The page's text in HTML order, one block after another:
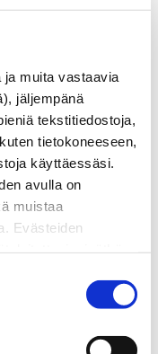
muita vastaavia
jäljempänä
tekstitiedostoja,
tietokoneeseen,
käyttäessäsi.
avulla on
muistaa
Evästeiden
tietoja verkossa
vierailun aikana ja